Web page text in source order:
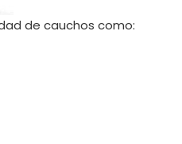
de cauchos como: